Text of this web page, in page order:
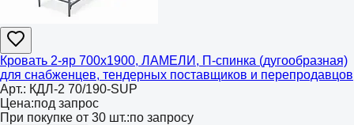
Кровать 2-яр 700х1900, ЛАМЕЛИ, П-спинка (дугообразная)
для снабженцев, тендерных поставщиков и перепродавцов
Арт.: КДЛ-2 70/190-SUP
Цена:под запрос
При покупке от 30 шт.:по запросу